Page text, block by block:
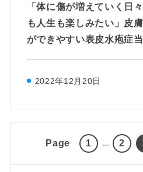
「体に傷が増えていく日
も人生も楽しみたい」皮
ができやすい表皮水疱症
2022年12月20日
Page 1 ... 2